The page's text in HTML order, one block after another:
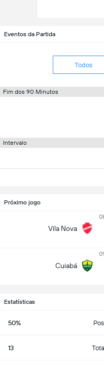
Eventos da Partida
Todos
Fim dos 90 Minutos
Intervalo
Próximo jogo
Vila Nova
Cuiabá
Estatísticas
50%
13